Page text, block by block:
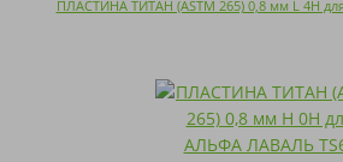
ПЛАСТИНА ТИТАН (ASTM 265) 0,8 мм L 4H